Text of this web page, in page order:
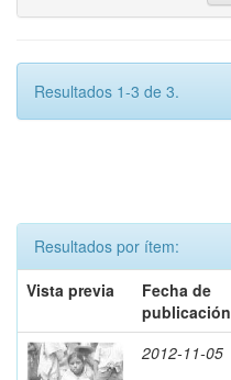
Resultados 1-3 de 3.
Resultados por ítem:
Vista previa
Fecha de
publicación
2012-11-05